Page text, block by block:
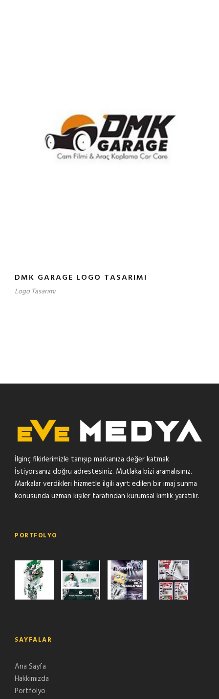
DMK GARAGE LOGO TASARIMI
Logo Tasarımı
İlginç fikirlerimizle tanışıp markanıza değer katmak
İstiyorsanız doğru adrestesiniz. Mutlaka bizi aramalısınız.
Markalar verdikleri hizmetle ilgili ayırt edilen bir imaj sunma
konusunda uzman kişiler tarafından kurumsal kimlik yaratılır.
PORTFOLYO
SAYFALAR
Ana Sayfa
Hakkımızda
Portfolyo